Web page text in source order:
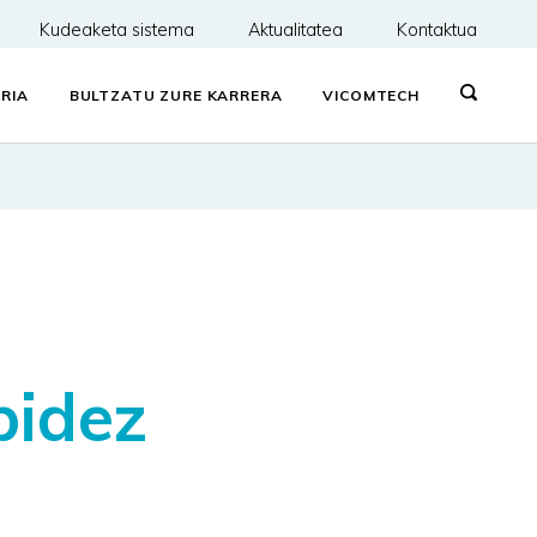
Kudeaketa sistema Aktualitatea Kontaktua
BULTZATU ZURE KARRERA VICOMTECH